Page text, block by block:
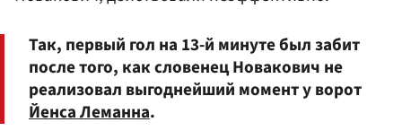
Так, первый гол на 13-й минуте был забит
после того, как словенец Новакович не
реализовал выгоднейший момент у ворот
Йенса Леманна.